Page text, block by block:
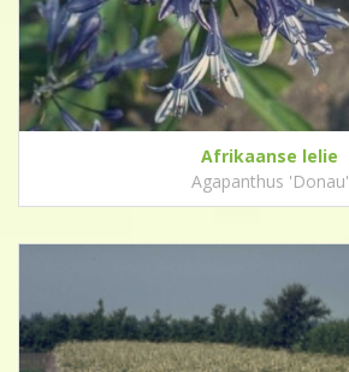
Afrikaanse lelie
Agapanthus 'Donau'